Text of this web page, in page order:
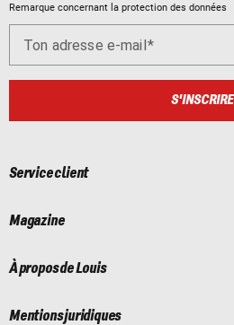
Remarque concernant la protection des données
Ton adresse e-mail
S'INSCRIRE
Service client
Magazine
À propos de Louis
Mentions juridiques